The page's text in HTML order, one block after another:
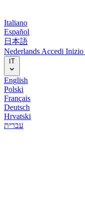
Italiano
Español
日本語
Nederlands Accedi Inizio
IT
English
Polski
Français
Deutsch
Hrvatski
עברית